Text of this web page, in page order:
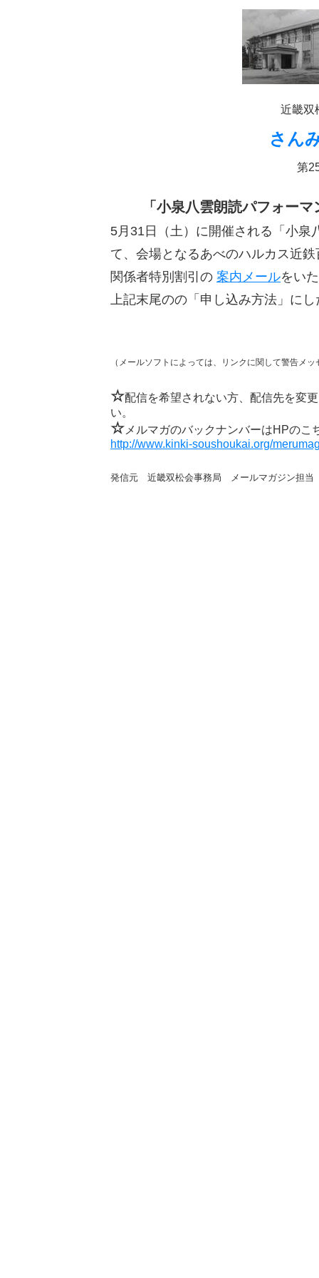
近畿双
さん
第
「小泉八雲朗読パフォー
5月31日（土）に開催される「小泉
て、会場となるあべのハルカス近
関係者特別割引の 案内メールをい
上記末尾のの「申し込み方法」に
（メールソフトによっては、リンクに関して警告メ
☆配信を希望されない方、配信先を変
い。
☆ メルマガのバックナンバーはHPのこ
http://www.kinki-soushoukai.org/
発信元 近畿双松会事務局 メールマガジン担